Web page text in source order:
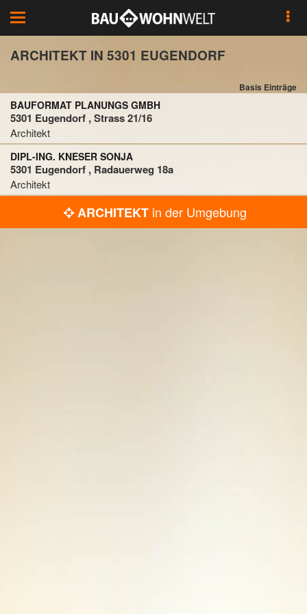
Toggle
navigation
ARCHITEKT IN 5301 EUGENDORF
Basis Einträge
BAUFORMAT PLANUNGS GMBH
5301 Eugendorf , Strass 21/16
Architekt
DIPL-ING. KNESER SONJA
5301 Eugendorf , Radauerweg 18a
Architekt
ARCHITEKTin der Umgebung